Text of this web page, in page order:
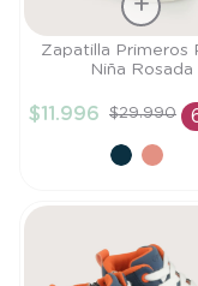
Talla
AÑADIR AL
CARRITO
Zapatilla Primeros
Niña Rosada
$11 .996 $29.990